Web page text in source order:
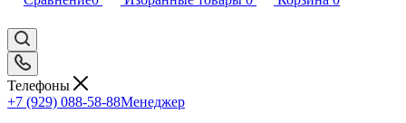
Телефоны
+7 (929) 088-58-88Менеджер